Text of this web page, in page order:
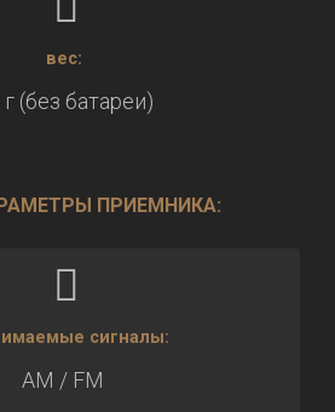
вес:
г (без батареи)
ПРИЕМНИКА:
сигналы:
AM / FM